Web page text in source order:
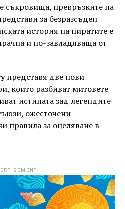
съкровища, превръзките на
за безразсъден
история на пиратите е
и по-завладяваща от
представя две нови
които разбиват митовете
истината зад легендите
ожесточени
правила за оцеляване в